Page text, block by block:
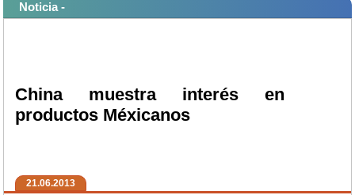
Noticia -
China muestra interés en
productos Méxicanos
21.06.2013